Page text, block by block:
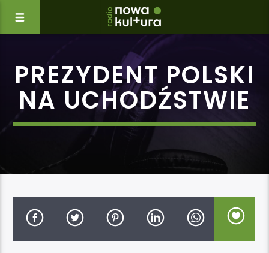
PREZYDENT POLSKI
NA UCHODŹSTWIE